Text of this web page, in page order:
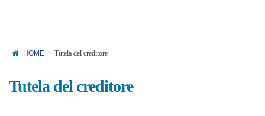
HOME Tutela del creditore
Tutela del creditore